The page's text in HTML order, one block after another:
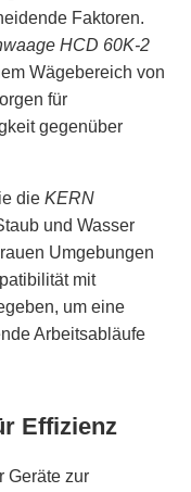
Faktoren.
HCD 60K-2
Wägebereich von
für
gegenüber
die KERN
und Wasser
Umgebungen
mit
um eine
Arbeitsabläufe
Effizienz
Geräte zur